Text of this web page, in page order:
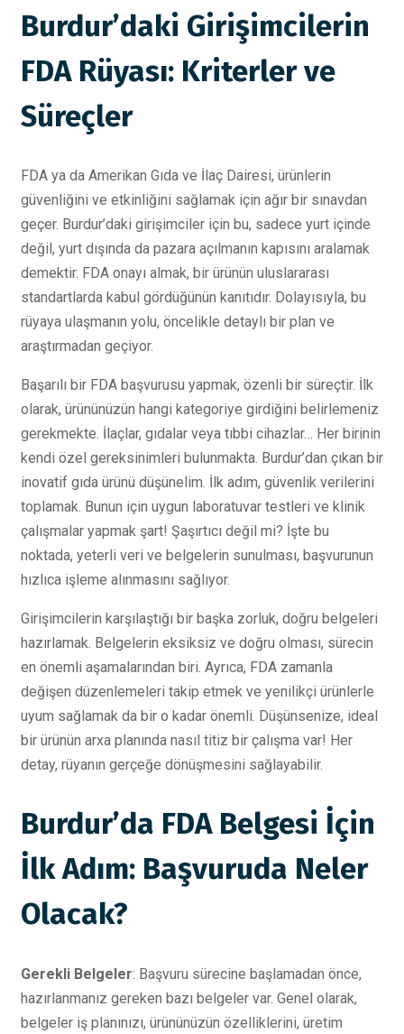
Burdur’daki Girişimcilerin
FDA Rüyası: Kriterler ve
Süreçler
FDA ya da Amerikan Gıda ve İlaç Dairesi, ürünlerin
güvenliğini ve etkinliğini sağlamak için ağır bir sınavdan
geçer. Burdur’daki girişimciler için bu, sadece yurt içinde
değil, yurt dışında da pazara açılmanın kapısını aralamak
demektir. FDA onayı almak, bir ürünün uluslararası
standartlarda kabul gördüğünün kanıtıdır. Dolayısıyla, bu
rüyaya ulaşmanın yolu, öncelikle detaylı bir plan ve
araştırmadan geçiyor.
Başarılı bir FDA başvurusu yapmak, özenli bir süreçtir. İlk
olarak, ürününüzün hangi kategoriye girdiğini belirlemeniz
gerekmekte. İlaçlar, gıdalar veya tıbbi cihazlar… Her birinin
kendi özel gereksinimleri bulunmakta. Burdur’dan çıkan bir
inovatif gıda ürünü düşünelim. İlk adım, güvenlik verilerini
toplamak. Bunun için uygun laboratuvar testleri ve klinik
çalışmalar yapmak şart! Şaşırtıcı değil mi? İşte bu
noktada, yeterli veri ve belgelerin sunulması, başvurunun
hızlıca işleme alınmasını sağlıyor.
Girişimcilerin karşılaştığı bir başka zorluk, doğru belgeleri
hazırlamak. Belgelerin eksiksiz ve doğru olması, sürecin
en önemli aşamalarından biri. Ayrıca, FDA zamanla
değişen düzenlemeleri takip etmek ve yenilikçi ürünlerle
uyum sağlamak da bir o kadar önemli. Düşünsenize, ideal
bir ürünün arxa planında nasıl titiz bir çalışma var! Her
detay, rüyanın gerçeğe dönüşmesini sağlayabilir.
Burdur’da FDA Belgesi İçin
İlk Adım: Başvuruda Neler
Olacak?
Gerekli Belgeler: Başvuru sürecine başlamadan önce,
hazırlanmanız gereken bazı belgeler var. Genel olarak,
belgeler iş planınızı, ürününüzün özelliklerini, üretim